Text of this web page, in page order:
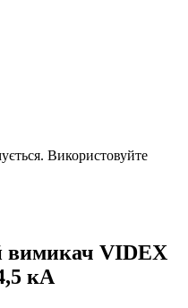
Використовуйте
вимикач VIDEX
кА